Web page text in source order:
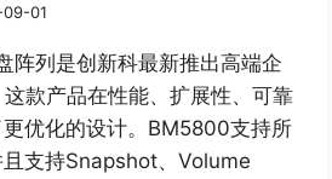
01
阵列是创新科最新推出高端企
款产品在性能、扩展性、可靠
优化的设计。 BM5800支持所
支持Snapshot、Volume